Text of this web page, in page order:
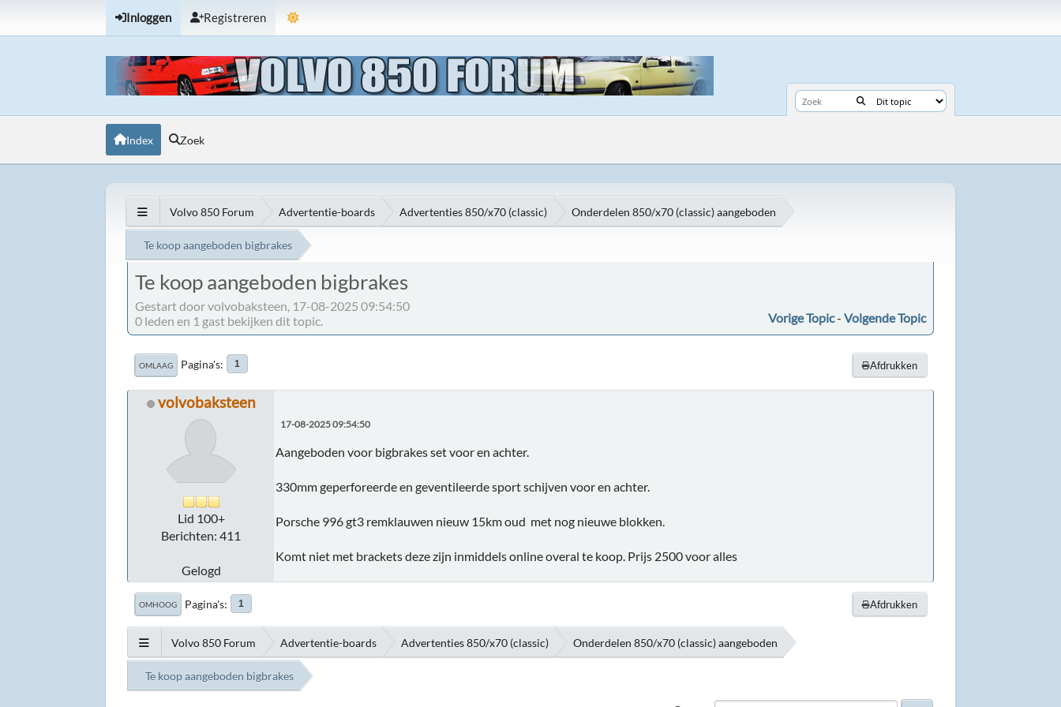
Inloggen Registreren
Index Zoek
Volvo 850 Forum Advertentie-boards Advertenties 850/x70 (classic) Onderdelen 850/x70 (classic) aangeboden
Te koop aangeboden bigbrakes
Te koop aangeboden bigbrakes
Gestart door volvobaksteen, 17-08-2025 09:54:50
Vorige Topic- Volgende Topic
0 leden en 1 gast bekijken dit topic.
Afdrukken
OMLAAG Pagina's 1
volvobaksteen
Lid 100+
Berichten: 411
Gelogd
17-08-2025 09:54:50
Aangeboden voor bigbrakes set voor en achter.
330mm geperforeerde en geventileerde sport schijven voor en achter.
Porsche 996 gt3 remklauwen nieuw 15km oud met nog nieuwe blokken.
Komt niet met brackets deze zijn inmiddels online overal te koop. Prijs 2500 voor alles
Afdrukken
OMHOOG Pagina's 1
Volvo 850 Forum Advertentie-boards Advertenties 850/x70 (classic) Onderdelen 850/x70 (classic) aangeboden
Te koop aangeboden bigbrakes